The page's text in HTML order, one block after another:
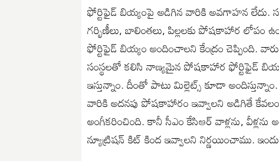
ఫోర్టిఫైడ్ బియ్యంపై అడిగిన వారికి అవగాహన లేదు.
గర్భిణీలు, బాలింతలు, పిల్లలకు పోషకాహార లోపం
ఫోర్టిఫైడ్ బియ్యం అందించాలని కేంద్రం చెప్పింది.
సంస్థలతో కలిసి నాణ్యమైన పోషకాహార ఫోర్టిఫైడ్
ఇస్తున్నాం. దీంతో పాటు మిల్లెట్స్ కూడా
వారికి అదనపు పోషకాహారం ఇవ్వాలని అడిగితే కేవలం
అంగీకరించింది. కానీ సీఎం కేసిఆర్ వాళ్లను,
న్యూట్రిషన్ కిట్ కింద ఇవ్వాలని నిర్ణయించాము.